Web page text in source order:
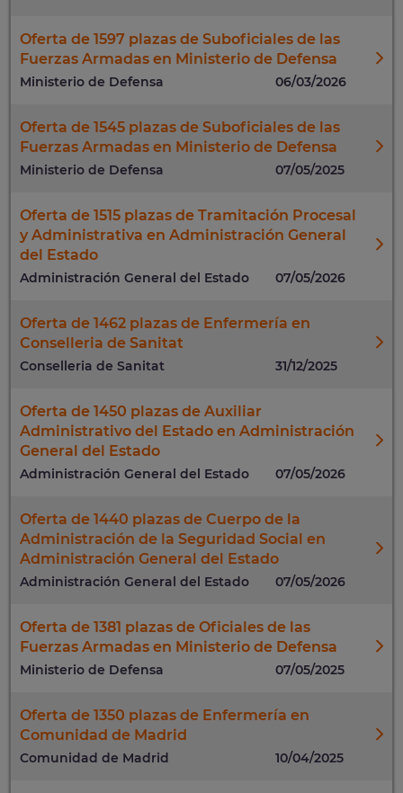
Oferta de 1597 plazas de Suboficiales de las
Fuerzas Armadas en Ministerio de Defensa
Ministerio de Defensa 06/03/2026
Oferta de 1545 plazas de Suboficiales de las
Fuerzas Armadas en Ministerio de Defensa
Ministerio de Defensa 07/05/2025
Oferta de 1515 plazas de Tramitación Procesal
y Administrativa en Administración General
del Estado
Administración General del Estado 07/05/2026
Oferta de 1462 plazas de Enfermería en
Conselleria de Sanitat
Conselleria de Sanitat 31/12/2025
Oferta de 1450 plazas de Auxiliar
Administrativo del Estado en Administración
General del Estado
Administración General del Estado 07/05/2026
Oferta de 1440 plazas de Cuerpo de la
Administración de la Seguridad Social en
Administración General del Estado
Administración General del Estado 07/05/2026
Oferta de 1381 plazas de Oficiales de las
Fuerzas Armadas en Ministerio de Defensa
Ministerio de Defensa 07/05/2025
Oferta de 1350 plazas de Enfermería en
Comunidad de Madrid
Comunidad de Madrid 10/04/2025